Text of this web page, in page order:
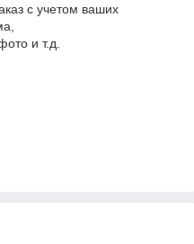
с учетом ваших
и т.д.